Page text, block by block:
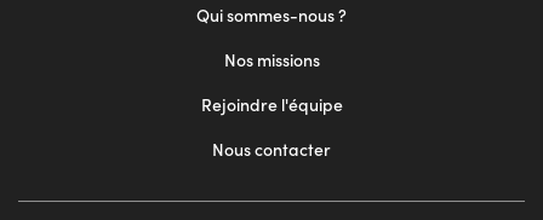
Qui sommes-nous ?
Nos missions
Rejoindre l'équipe
Nous contacter